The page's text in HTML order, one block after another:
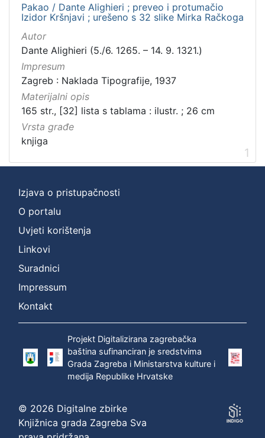
Pakao / Dante Alighieri ; preveo i protumačio
Izidor Kršnjavi ; urešeno s 32 slike Mirka Račkoga
Autor
Dante Alighieri (5./6. 1265. – 14. 9. 1321.)
Impresum
Zagreb : Naklada Tipografije, 1937
Materijalni opis
165 str., [32] lista s tablama : ilustr. ; 26 cm
Vrsta građe
knjiga
1
Izjava o pristupačnosti
O portalu
Uvjeti korištenja
Linkovi
Suradnici
Impressum
Kontakt
Projekt Digitalizirana zagrebačka
baština sufinanciran je sredstvima
Grada Zagreba i Ministarstva kulture i
medija Republike Hrvatske
© 2026 Digitalne zbirke
Knjižnica grada Zagreba Sva